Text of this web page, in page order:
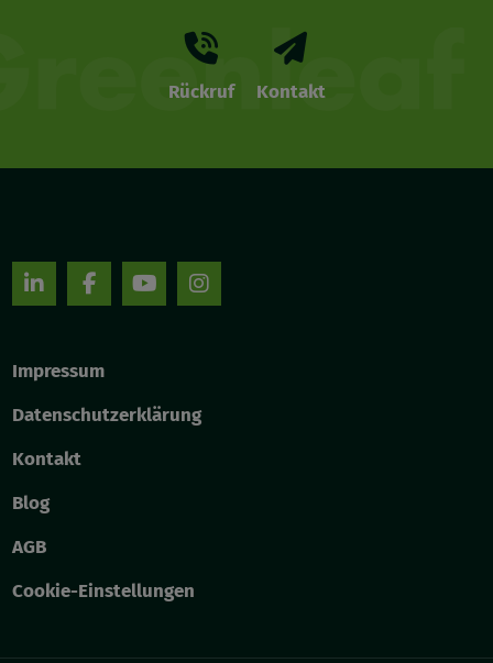
Rückruf Kontakt
Impressum
Datenschutzerklärung
Kontakt
Blog
AGB
Cookie-Einstellungen